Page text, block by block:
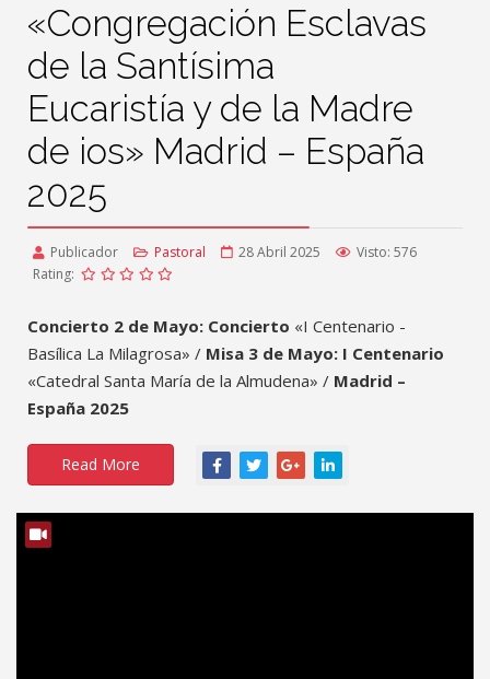
«Congregación Esclavas
de la Santísima
Eucaristía y de la Madre
de ios» Madrid – España
2025
Publicador Pastoral 28 Abril 2025
Visto: 576
Rating:
Concierto 2 de Mayo: Concierto «I Centenario -
Basílica La Milagrosa» / Misa 3 de Mayo: I Centenario
«Catedral Santa María de la Almudena» / Madrid –
España 2025
Read More